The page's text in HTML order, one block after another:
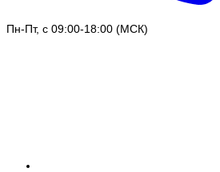
Пн-Пт, с 09:00-18:00 (МСК)